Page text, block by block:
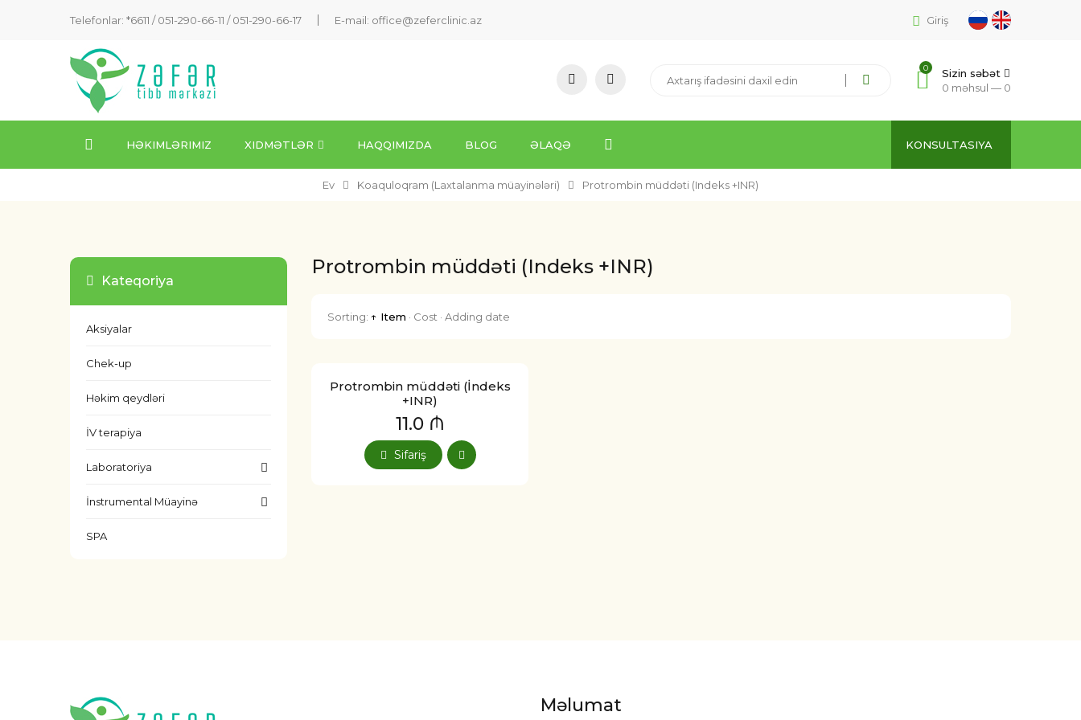
Telefonlar: *6611 /051-290-66-11 /051-290-66-17 E-mail: office@zeferclinic.az Giriş
0
Sizin səbət
0 məhsul — 0
HƏKIMLƏRIMIZ XIDMƏTLƏR HAQQIMIZDA BLOG ƏLAQƏ KONSULTASIYA
Ev Koaquloqram (Laxtalanma müayinələri) Protrombin müddəti (Indeks +INR)
Protrombin müddəti (Indeks +INR)
Sorting:↑ Item · Cost ·Adding date
Protrombin müddəti (İndeks
+INR)
11.0 ₼
Sifariş
Kateqoriya
Aksiyalar
Chek-up
Həkim qeydləri
İV terapiya
Laboratoriya
İnstrumental Müayinə
SPA
Məlumat